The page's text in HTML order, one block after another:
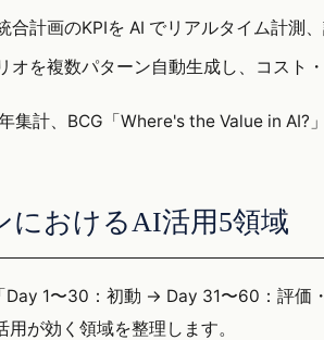
計画のKPIを AI でリアルタイム計測
オを複数パターン自動生成し、コスト
集計、BCG「Where's the Value in AI?
におけるAI活用5領域
Day 1〜30：初動 → Day 31〜60：評
が効く領域を整理します。